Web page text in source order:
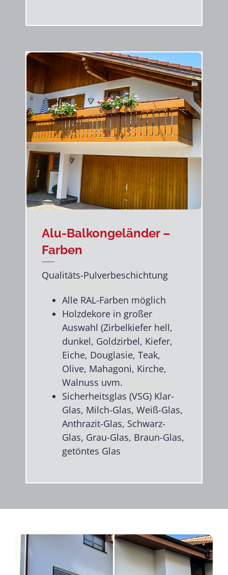
Alu-Balkongeländer –
Farben
Qualitäts-Pulverbeschichtung
Alle RAL-Farben möglich
Holzdekore in großer
Auswahl (Zirbelkiefer hell,
dunkel, Goldzirbel, Kiefer,
Eiche, Douglasie, Teak,
Olive, Mahagoni, Kirche,
Walnuss uvm.
Sicherheitsglas (VSG) Klar-
Glas, Milch-Glas, Weiß-Glas,
Anthrazit-Glas, Schwarz-
Glas, Grau-Glas, Braun-Glas,
getöntes Glas